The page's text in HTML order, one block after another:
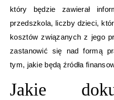
który będzie zawierał
przedszkola, liczby dzieci,
kosztów związanych z jego
zastanowić się nad formą
tym, jakie będą źródła
Jakie